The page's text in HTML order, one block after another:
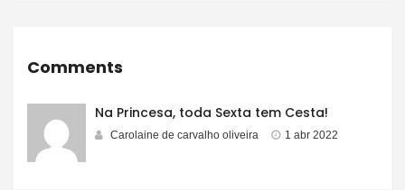
Comments
Na Princesa, toda Sexta tem Cesta!
Carolaine de carvalho oliveira 1 abr 2022